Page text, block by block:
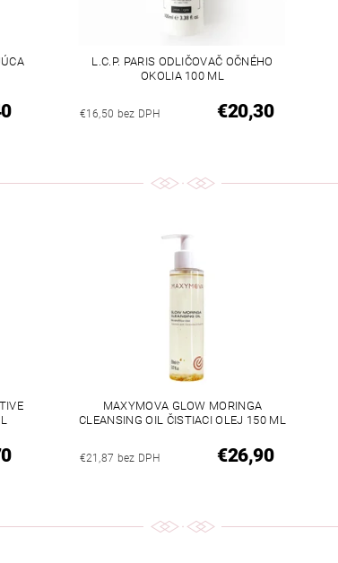
L.C.P. PARIS ODLIČOVAČ OČNÉHO
OKOLIA 100 ML
€16,50 bez DPH €20,30
MAXYMOVA GLOW MORINGA
CLEANSING OIL ČISTIACI OLEJ 150 ML
€21,87 bez DPH €26,90